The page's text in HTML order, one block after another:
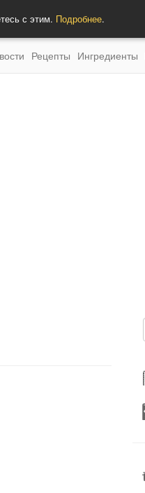
с этим. Подробнее.
Рецепты Ингредиенты